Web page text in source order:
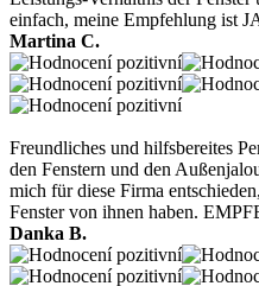
einfach, meine Empfehlung ist
Martina C.
Freundliches und hilfsbereites
den Fenstern und den
mich für diese Firma
Fenster von ihnen haben.
Danka B.